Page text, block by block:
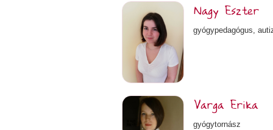
Nagy Eszter
gyógypedagógus,
Varga Erika
gyógytornász